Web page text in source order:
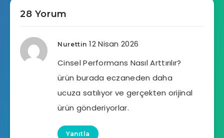
28 Yorum
Nurettin 12 Nisan 2026
Cinsel Performans Nasıl Arttırılır?
ürün burada eczaneden daha
ucuza satılıyor ve gerçekten orijinal
ürün gönderiyorlar.
Yanıtla